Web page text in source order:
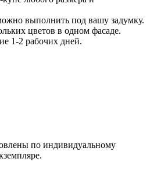
выполнить под вашу задумку.
цветов в одном фасаде.
1-2 рабочих дней.
по индивидуальному